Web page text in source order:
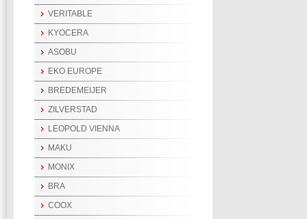
VERITABLE
KYOCERA
ASOBU
EKO EUROPE
BREDEMEIJER
ZILVERSTAD
LEOPOLD VIENNA
MAKU
MONIX
BRA
COOX